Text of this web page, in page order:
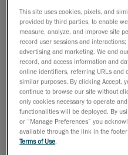
mondiale nelle
soluzioni
dei servizi di engineering,
dello scanner 3D
suite di soluzioni per la
è ideale per le parti più
manufacturing e
ricercatori di passare
alla stampa 3D. Con il
dell'offerta ACADEMIA,
impegno nel settore
per la formazione e
This site uses cookies, pixels, and
provided by third parties, to enable
measure, analyze, and improve site
record user sessions and
advertising and marketing. We and
record, and access information and
online identifiers, referring URLs and
similar purposes. By clicking Accept,
continue to browse our site without
only cookies necessary to operate
functionalities will be deployed. By
or “Manage Preferences” you
available through the link in the
Terms of Use